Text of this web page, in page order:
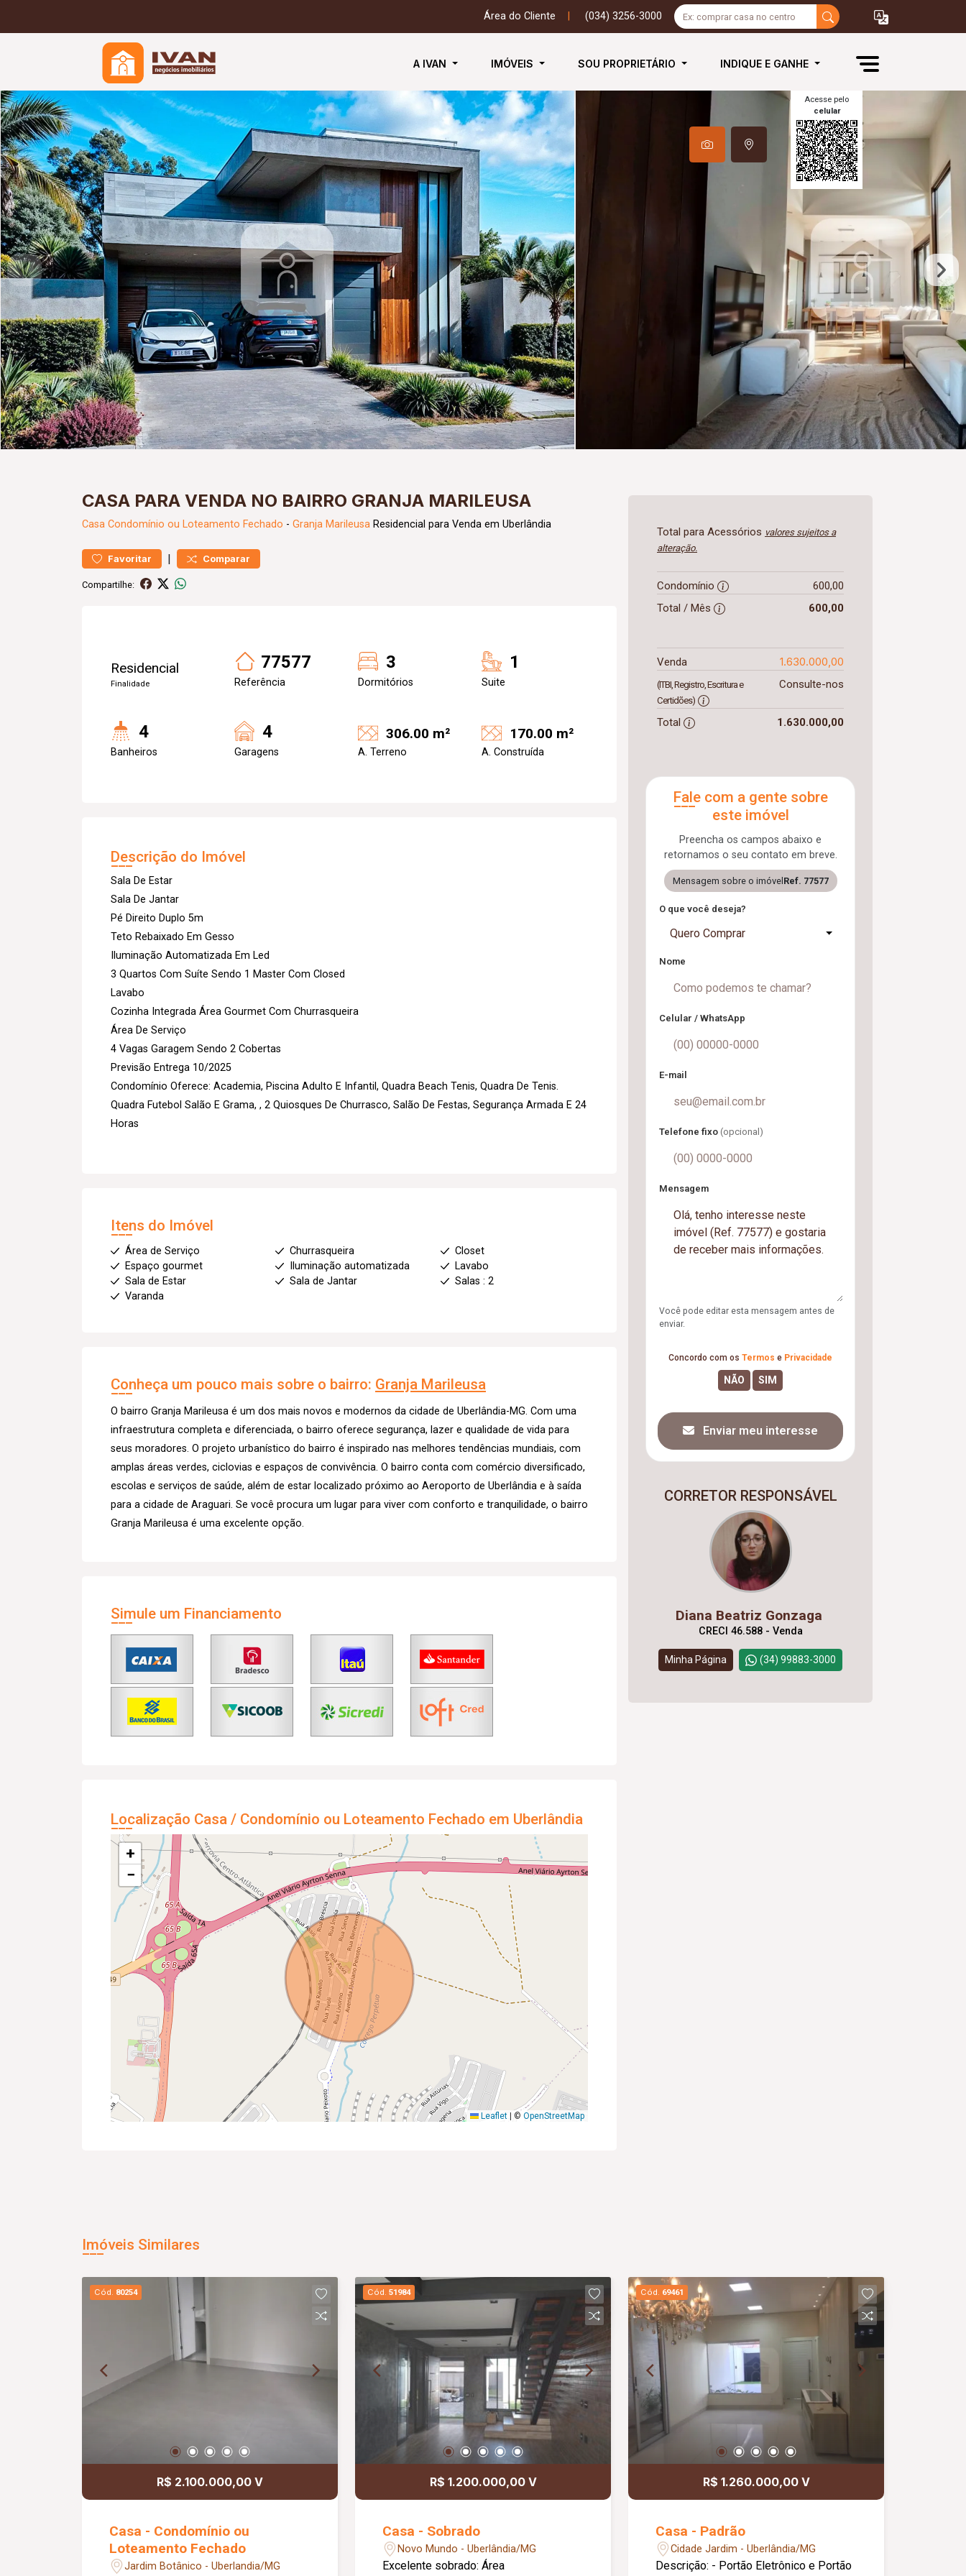
Área do Cliente (034) 3256-3000
A IVAN IMÓVEIS SOU PROPRIETÁRIO INDIQUE E GANHE
Acesse pelo
celular
CASA PARA VENDA NO BAIRRO GRANJA MARILEUSA
Casa Condomínio ou Loteamento Fechado - Granja Marileusa Residencial para Venda em Uberlândia
Favoritar | Comparar
Compartilhe:
Residencial
Finalidade
77577
Referência
3
Dormitórios
1
Suite
4
Banheiros
4
Garagens
306.00 m²
A. Terreno
170.00 m²
A. Construída
Descrição do Imóvel
Sala De Estar
Sala De Jantar
Pé Direito Duplo 5m
Teto Rebaixado Em Gesso
Iluminação Automatizada Em Led
3 Quartos Com Suíte Sendo 1 Master Com Closed
Lavabo
Cozinha Integrada Área Gourmet Com Churrasqueira
Área De Serviço
4 Vagas Garagem Sendo 2 Cobertas
Previsão Entrega 10/2025
Condomínio Oferece: Academia, Piscina Adulto E Infantil, Quadra Beach Tenis, Quadra De Tenis.
Quadra Futebol Salão E Grama, , 2 Quiosques De Churrasco, Salão De Festas, Segurança Armada E 24
Horas
Itens do Imóvel
Área de Serviço Churrasqueira
Closet
Espaço gourmet
Iluminação automatizada
Lavabo
Sala de Estar
Sala de Jantar
Salas : 2
Varanda
Conheça um pouco mais sobre o bairro: Granja Marileusa
O bairro Granja Marileusa é um dos mais novos e modernos da cidade de Uberlândia-MG. Com uma
infraestrutura completa e diferenciada, o bairro oferece segurança, lazer e qualidade de vida para
seus moradores. O projeto urbanístico do bairro é inspirado nas melhores tendências mundiais, com
amplas áreas verdes, ciclovias e espaços de convivência. O bairro conta com comércio diversificado,
escolas e serviços de saúde, além de estar localizado próximo ao Aeroporto de Uberlândia e à saída
para a cidade de Araguari. Se você procura um lugar para viver com conforto e tranquilidade, o bairro
Granja Marileusa é uma excelente opção.
Simule um Financiamento
Localização Casa / Condomínio ou Loteamento Fechado em Uberlândia
+
−
Leaflet © OpenStreetMap
Total para Acessórios valores sujeitos a
alteração.
Condomínio
600,00
Total / Mês
600,00
Venda 1.630.000,00
(ITBI, Registro, Escritura e
Certidões)
Consulte-nos
Total 1.630.000,00
Fale com a gente sobre
este imóvel
Preencha os campos abaixo e
retornamos o seu contato em breve.
Mensagem sobre o imóvel Ref. 77577
O que você deseja?
Quero Comprar
Nome
Celular / WhatsApp
E-mail
Telefone fixo (opcional)
Mensagem
Você pode editar esta mensagem antes de
enviar.
Concordo com os Termos e Privacidade
Enviar meu interesse
CORRETOR RESPONSÁVEL
Diana Beatriz Gonzaga
CRECI 46.588 - Venda
Minha Página (34) 99883-3000
Imóveis Similares
Cód. 80254
R$ 2.100.000,00 V
Casa - Condomínio ou
Loteamento Fechado
Jardim Botânico - Uberlandia/MG
Cód. 51984
R$ 1.200.000,00 V
Casa - Sobrado
Novo Mundo - Uberlândia/MG
Excelente sobrado: Área
Cód. 69461
R$ 1.260.000,00 V
Casa - Padrão
Cidade Jardim - Uberlândia/MG
Descrição: - Portão Eletrônico e Portão